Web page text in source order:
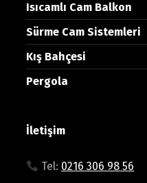
Isıcamlı Cam Balkon
Sürme Cam Sistemleri
Kış Bahçesi
Pergola
İletişim
Tel: 0216 306 98 56